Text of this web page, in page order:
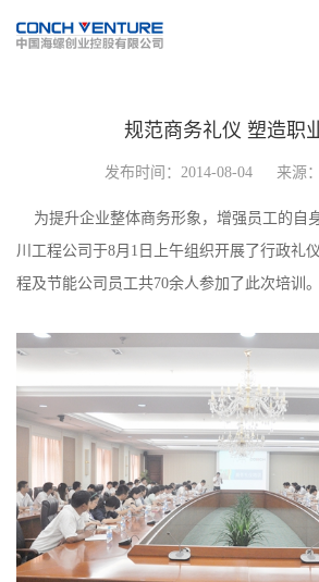
规范商务礼仪 塑造职
发布时间：2014-08-04 来源
为提升企业整体商务形象，增强员工的自
川工程公司于8月1日上午组织开展了行政礼
程及节能公司员工共70余人参加了此次培训。